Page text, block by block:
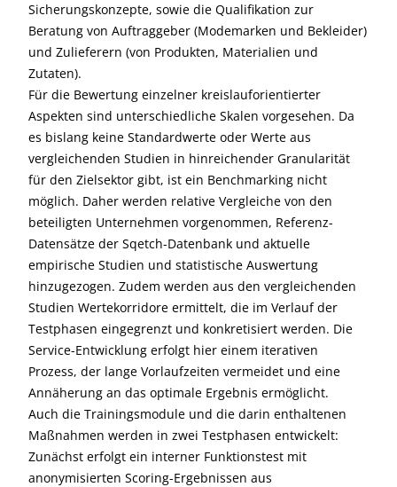
Sicherungskonzepte, sowie die Qualifikation zur
Beratung von Auftraggeber (Modemarken und Bekleider)
und Zulieferern (von Produkten, Materialien und
Zutaten).
Für die Bewertung einzelner kreislauforientierter
Aspekten sind unterschiedliche Skalen vorgesehen. Da
es bislang keine Standardwerte oder Werte aus
vergleichenden Studien in hinreichender Granularität
für den Zielsektor gibt, ist ein Benchmarking nicht
möglich. Daher werden relative Vergleiche von den
beteiligten Unternehmen vorgenommen, Referenz-
Datensätze der Sqetch-Datenbank und aktuelle
empirische Studien und statistische Auswertung
hinzugezogen. Zudem werden aus den vergleichenden
Studien Wertekorridore ermittelt, die im Verlauf der
Testphasen eingegrenzt und konkretisiert werden. Die
Service-Entwicklung erfolgt hier einem iterativen
Prozess, der lange Vorlaufzeiten vermeidet und eine
Annäherung an das optimale Ergebnis ermöglicht.
Auch die Trainingsmodule und die darin enthaltenen
Maßnahmen werden in zwei Testphasen entwickelt:
Zunächst erfolgt ein interner Funktionstest mit
anonymisierten Scoring-Ergebnissen aus